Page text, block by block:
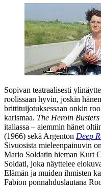
Sopivan teatraalisesti
roolissaan hyvin, joskin
brittituijotuksessaan onkin
karismaa. The Heroin Busters
italiassa – aiemmin hänet
(1966) sekä Argenton Deep
Sivuosista mieleenpainuvin
Mario Soldatin hieman Kurt
Soldati, joka näyttelee
Elämän ja muiden ihmisten
Fabion ponnahduslautana